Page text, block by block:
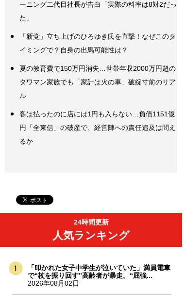
ーニング二代目社長が告白「実際の料率は8対2だっ
た」
「新党」立ち上げのひろゆき氏を直撃！なぜこのタ
イミングで？自身の出馬可能性は？
夏の教育費で150万円消失…世帯年収2000万円超の
タワマン家族でも「家計は火の車」破綻寸前のリア
ル
客は払ったのに店には1円も入らない…負債1151億
円「全東信」の破産で、経営陣への責任追及は問え
るか
24時間更新
人気ランキング
「叩かれた女子中学生が泣いていた」満員電車
で“杖を振り回す”高齢者が暴走。“屈強...
2026年08月02日